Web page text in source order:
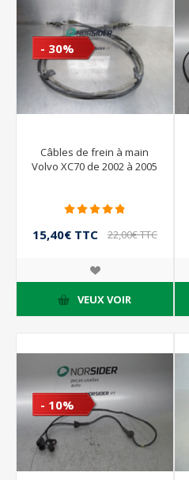
- 30%
Câbles de frein à main
Volvo XC70 de 2002 à 2005
15,40€ TTC 22,00€ TTC
VEUX VOIR
- 10%